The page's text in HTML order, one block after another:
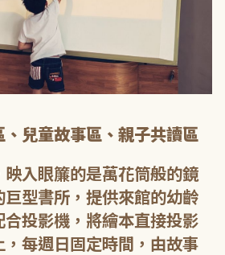
兒童故事區、親子共讀區
入眼簾的是萬花筒般的鏡
型書所，提供來館的幼齡
投影機，將繪本直接投影
每週日固定時間，由故事